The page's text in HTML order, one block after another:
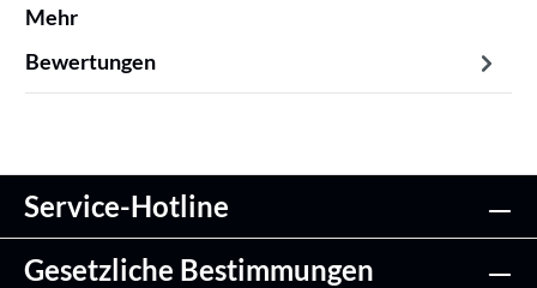
Mehr
Bewertungen
Service-Hotline
Gesetzliche Bestimmungen